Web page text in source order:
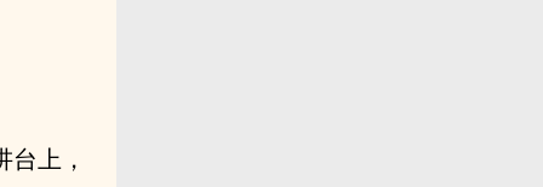
上，